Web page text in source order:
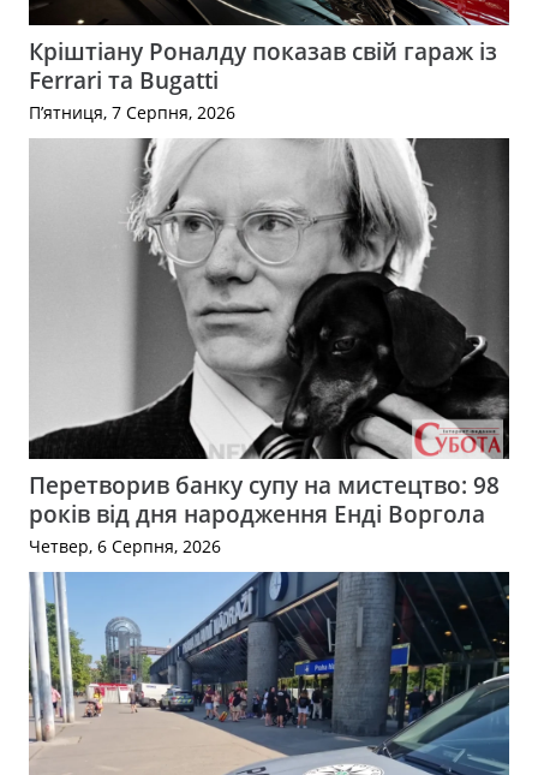
Кріштіану Роналду показав свій гараж із
Ferrari та Bugatti
П’ятниця, 7 Серпня, 2026
Перетворив банку супу на мистецтво: 98
років від дня народження Енді Воргола
Четвер, 6 Серпня, 2026